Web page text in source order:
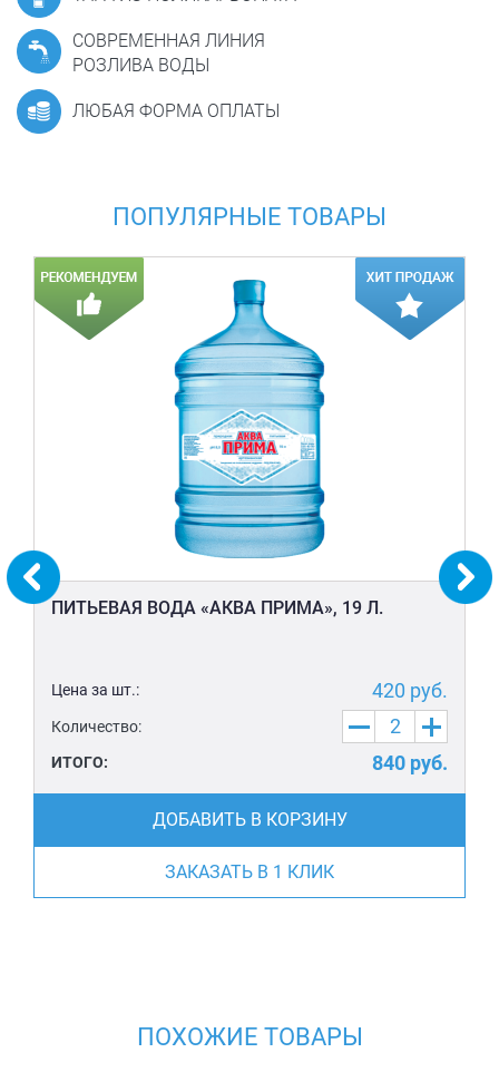
СОВРЕМЕННАЯ ЛИНИЯ
РОЗЛИВА ВОДЫ
ЛЮБАЯ ФОРМА ОПЛАТЫ
ПОПУЛЯРНЫЕ ТОВАРЫ
ПИТЬЕВАЯ ВОДА «АКВА ПРИМА», 19 Л.
Цена за шт.: 420 руб.
Количество:
ИТОГО: 840 руб.
ДОБАВИТЬ В КОРЗИНУ
ЗАКАЗАТЬ В 1 КЛИК
ПОХОЖИЕ ТОВАРЫ